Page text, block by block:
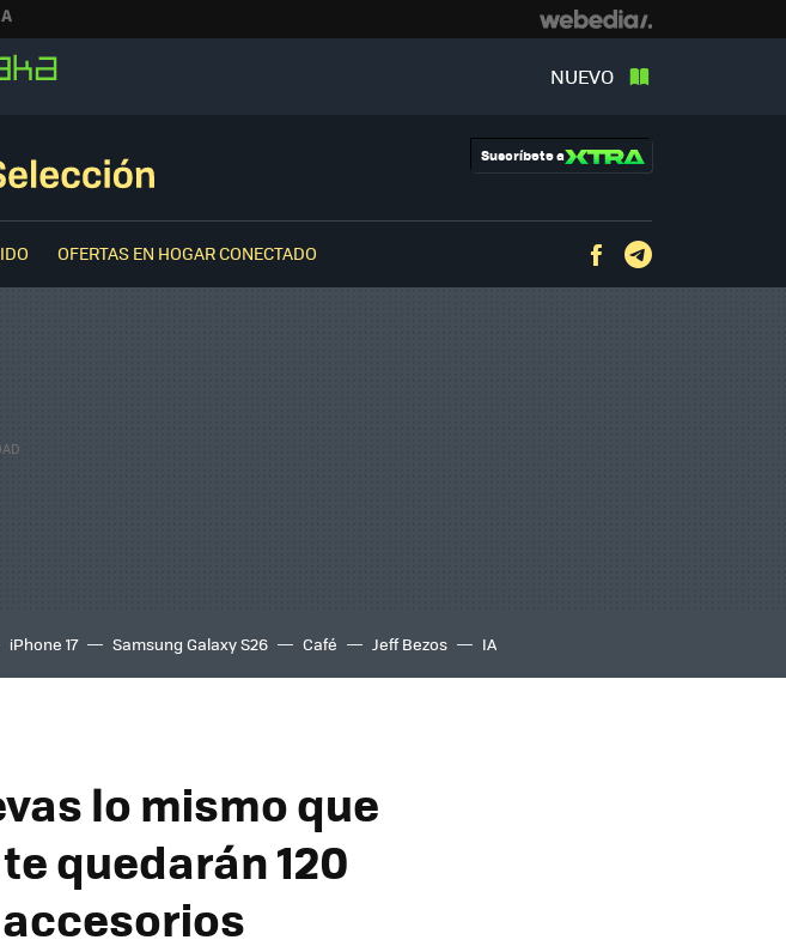
NUEVO
Suscríbete a
OFERTAS EN HOGAR CONECTADO Facebook
iPhone 17 Samsung Galaxy S26 Café Jeff Bezos IA
lo mismo que
quedarán 120